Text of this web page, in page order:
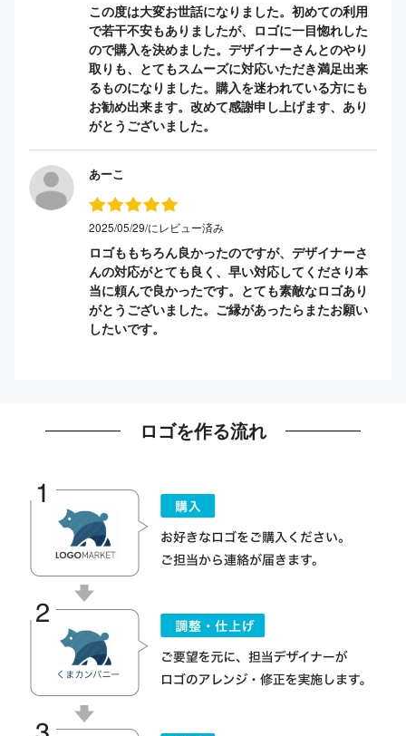
この度は大変お世話になりました。初めての利用
で若干不安もありましたが、ロゴに一目惚れした
ので購入を決めました。デザイナーさんとのやり
取りも、とてもスムーズに対応いただき満足出来
るものになりました。購入を迷われている方にも
お勧め出来ます。改めて感謝申し上げます、あり
がとうございました。
あーこ
2025/05/29/にレビュー済み
ロゴももちろん良かったのですが、デザイナーさ
んの対応がとても良く、早い対応してくださり本
当に頼んで良かったです。とても素敵なロゴあり
がとうございました。ご縁があったらまたお願い
したいです。
ロゴを作る流れ